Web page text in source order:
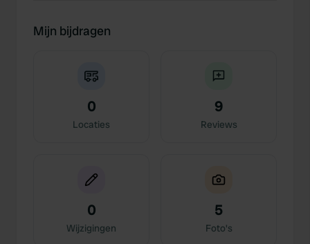
Mijn bijdragen
0
Locaties
9
Reviews
0
Wijzigingen
5
Foto's